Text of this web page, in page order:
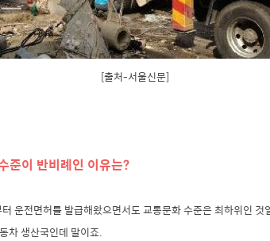
[출처-서울신문]
준이 반비례인 이유는?
운전면허를 발급해왔으면서도 교통문화 수준은 최하위인
차 생산국인데 말이죠.